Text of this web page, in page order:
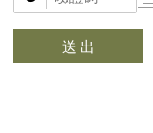
送 出